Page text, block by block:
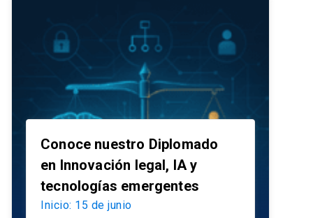
Conoce nuestro Diplomado
en Innovación legal, IA y
tecnologías emergentes
Inicio: 15 de junio